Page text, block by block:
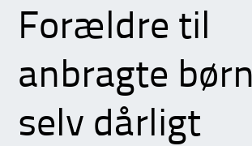
Forældre til
anbragte
selv dårligt